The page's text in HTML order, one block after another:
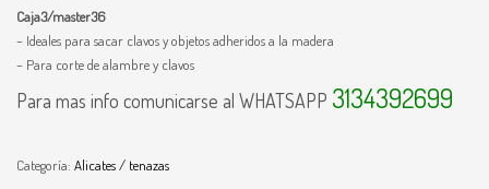
Caja3/master36
– Ideales para sacar clavos y objetos adheridos a la madera
– Para corte de alambre y clavos
Para mas info comunicarse al WHATSAPP 3134392699
Categoría: Alicates / tenazas